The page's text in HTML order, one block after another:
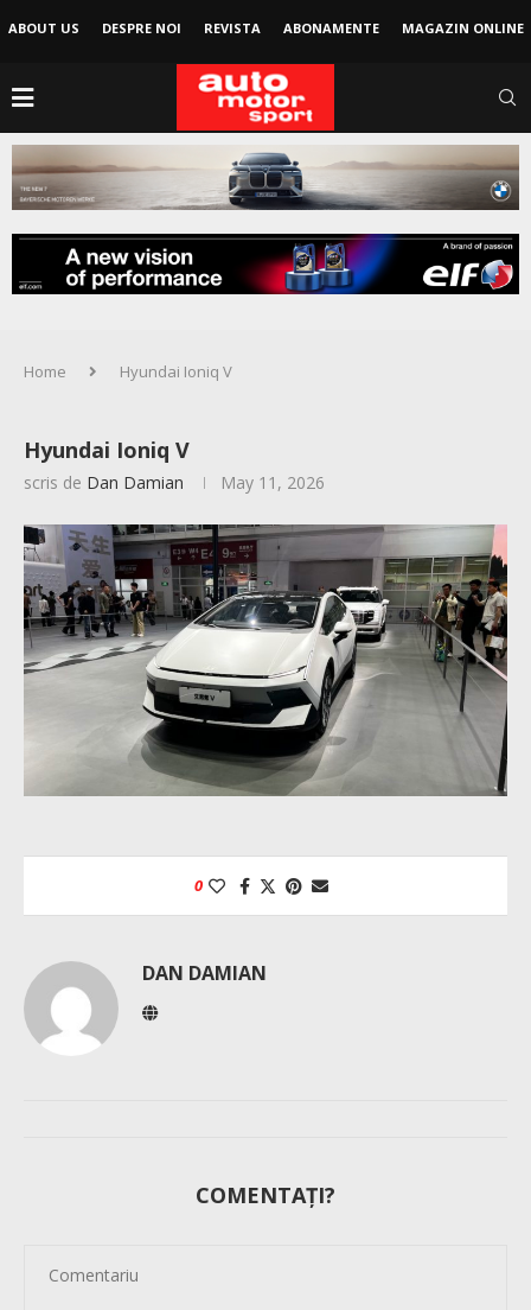
ABOUT US DESPRE NOI REVISTA ABONAMENTE MAGAZIN ONLINE
Home Hyundai Ioniq V
Hyundai Ioniq V
scris de Dan Damian May 11, 2026
0
DAN DAMIAN
COMENTAȚI?